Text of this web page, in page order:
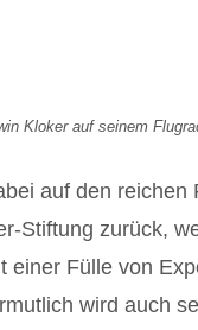
Kloker auf seinem
auf den reichen
Stiftung zurück,
einer Fülle von
wird auch